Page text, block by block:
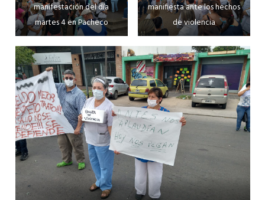
manifestación del día
martes 4 en Pacheco
manifiesta ante los hechos
de violencia